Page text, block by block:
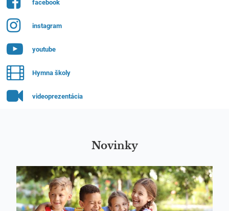
facebook
instagram
youtube
Hymna školy
videoprezentácia
Novinky